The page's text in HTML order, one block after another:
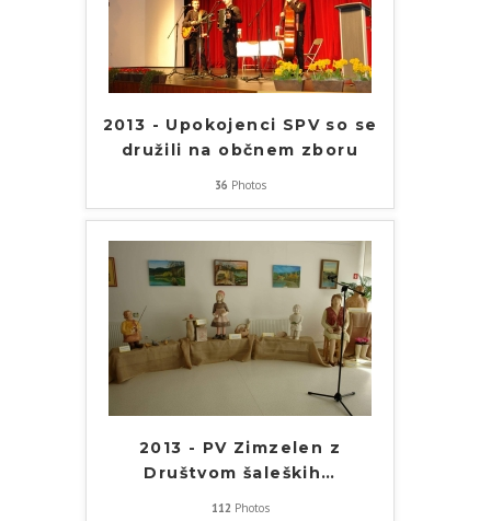
2013 - Upokojenci SPV so se
družili na občnem zboru
36 Photos
2013 - PV Zimzelen z
Društvom šaleških…
112 Photos